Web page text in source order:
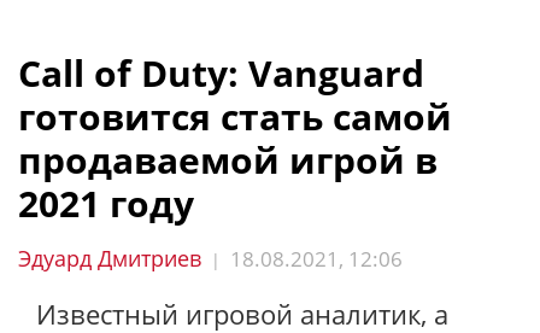
Call of Duty: Vanguard
готовится стать самой
продаваемой игрой в
2021 году
Эдуард Дмитриев | 18.08.2021, 12:06
Известный игровой аналитик, а